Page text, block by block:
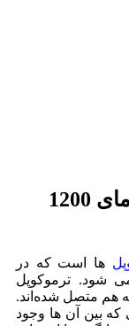
دمای 1200
‌ها است که در
‌شود. ترموکوپل
هم متصل شده‌اند.
که بین آن‌ ها وجود